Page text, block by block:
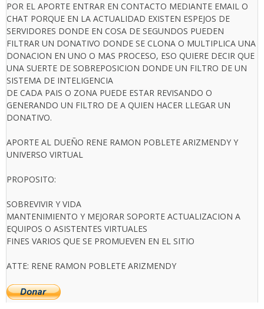
POR EL APORTE ENTRAR EN CONTACTO MEDIANTE EMAIL O
CHAT PORQUE EN LA ACTUALIDAD EXISTEN ESPEJOS DE
SERVIDORES DONDE EN COSA DE SEGUNDOS PUEDEN
FILTRAR UN DONATIVO DONDE SE CLONA O MULTIPLICA UNA
DONACION EN UNO O MAS PROCESO, ESO QUIERE DECIR QUE
UNA SUERTE DE SOBREPOSICION DONDE UN FILTRO DE UN
SISTEMA DE INTELIGENCIA
DE CADA PAIS O ZONA PUEDE ESTAR REVISANDO O
GENERANDO UN FILTRO DE A QUIEN HACER LLEGAR UN
DONATIVO.
APORTE AL DUEÑO RENE RAMON POBLETE ARIZMENDY Y
UNIVERSO VIRTUAL
PROPOSITO:
SOBREVIVIR Y VIDA
MANTENIMIENTO Y MEJORAR SOPORTE ACTUALIZACION A
EQUIPOS O ASISTENTES VIRTUALES
FINES VARIOS QUE SE PROMUEVEN EN EL SITIO
ATTE: RENE RAMON POBLETE ARIZMENDY